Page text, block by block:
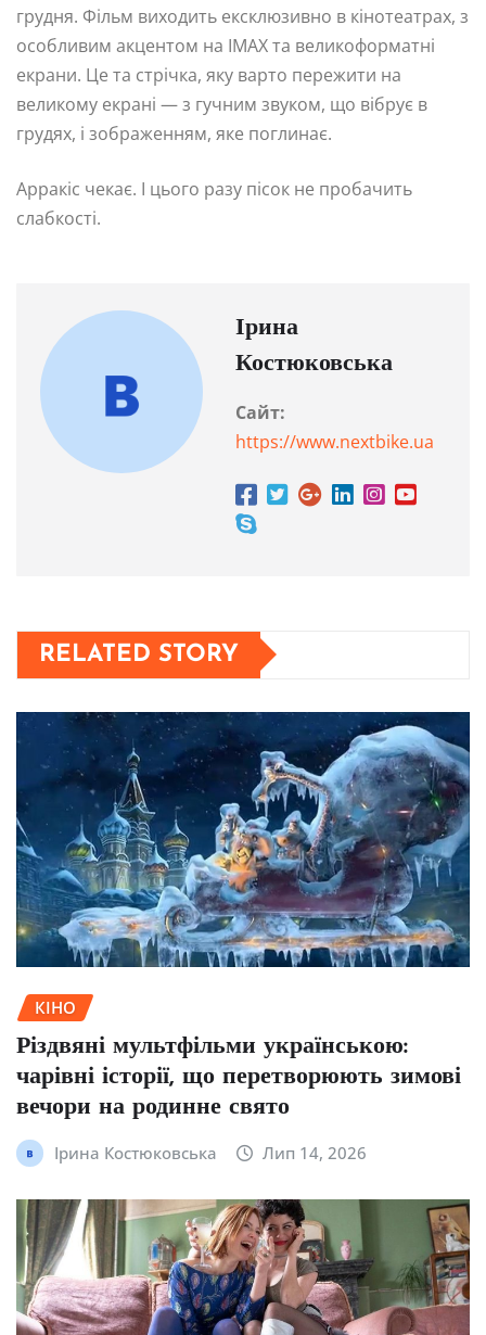
грудня. Фільм виходить ексклюзивно в кінотеатрах, з
особливим акцентом на IMAX та великоформатні
екрани. Це та стрічка, яку варто пережити на
великому екрані — з гучним звуком, що вібрує в
грудях, і зображенням, яке поглинає.
Арракіс чекає. І цього разу пісок не пробачить
слабкості.
Ірина
Костюковська
Сайт:
https://www.nextbike.ua
RELATED STORY
КІНО
Різдвяні мультфільми українською:
чарівні історії, що перетворюють зимові
вечори на родинне свято
Ірина Костюковська Лип 14, 2026